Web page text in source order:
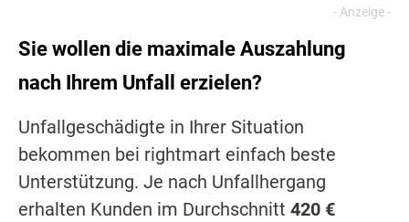
Sie wollen die maximale Auszahlung
nach Ihrem Unfall erzielen?
Unfallgeschädigte in Ihrer Situation
bekommen bei rightmart einfach beste
Unterstützung. Je nach Unfallhergang
erhalten Kunden im Durchschnitt 420 €